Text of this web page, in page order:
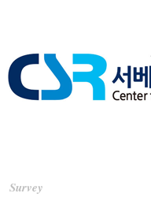
Survey